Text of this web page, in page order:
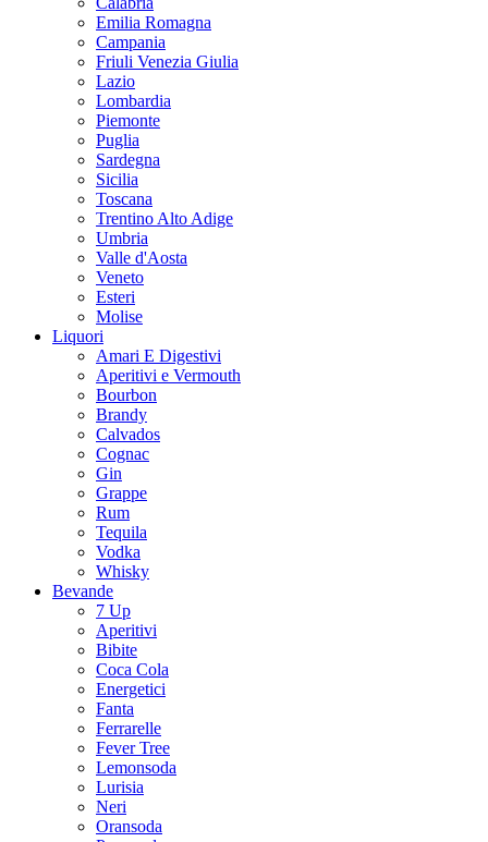
Emilia Romagna
Campania
Friuli Venezia Giulia
Lazio
Lombardia
Piemonte
Puglia
Sardegna
Sicilia
Toscana
Trentino Alto Adige
Umbria
Valle d'Aosta
Veneto
Esteri
Molise
Liquori
Amari E Digestivi
Aperitivi e Vermouth
Bourbon
Brandy
Calvados
Cognac
Gin
Grappe
Rum
Tequila
Vodka
Whisky
Bevande
7 Up
Aperitivi
Bibite
Coca Cola
Energetici
Fanta
Ferrarelle
Fever Tree
Lemonsoda
Lurisia
Neri
Oransoda